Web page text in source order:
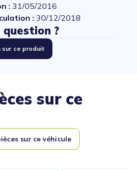
: 31/05/2016
: 30/12/2018
question ?
sur ce produit
sur ce
sur ce véhicule